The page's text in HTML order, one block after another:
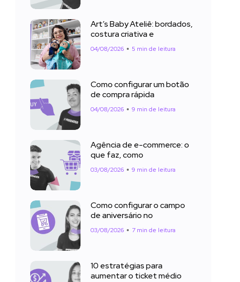
Art’s Baby Ateliê: bordados,
costura criativa e
04/08/2026 5 min de leitura
Como configurar um botão
de compra rápida
04/08/2026 9 min de leitura
Agência de e-commerce: o
que faz, como
03/08/2026 9 min de leitura
Como configurar o campo
de aniversário no
03/08/2026 7 min de leitura
10 estratégias para
aumentar o ticket médio